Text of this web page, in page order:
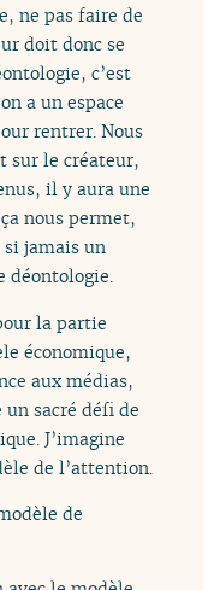
ne pas faire de
doit donc se
c’est
a un espace
rentrer. Nous
sur le créateur,
il y aura une
nous permet,
si jamais un
déontologie.
la partie
économique,
aux médias,
un sacré défi de
J’imagine
de l’attention.
de